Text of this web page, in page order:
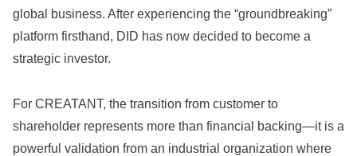
global business. After experiencing the “groundbreaking”
platform firsthand, DID has now decided to become a
strategic investor.
For CREATANT, the transition from customer to
shareholder represents more than financial backing—it is a
powerful validation from an industrial organization where